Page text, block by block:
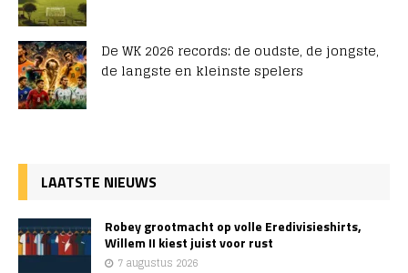
De WK 2026 records: de oudste, de jongste,
de langste en kleinste spelers
LAATSTE NIEUWS
Robey grootmacht op volle Eredivisieshirts,
Willem II kiest juist voor rust
7 augustus 2026